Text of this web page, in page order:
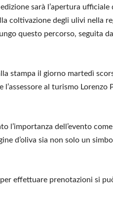
sarà l’apertura ufficiale
coltivazione degli ulivi nella
questo percorso, seguita
stampa il giorno martedì
l’assessore al turismo
l’importanza dell’evento
d’oliva sia non solo un
effettuare prenotazioni si